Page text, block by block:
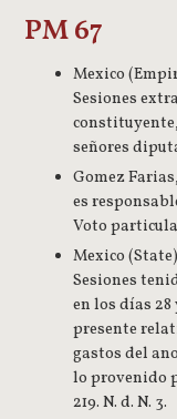
PM 67
Mexico
Sesiones
señores
Gomez
es
Voto
Mexico
Sesiones
en los días
presente
gastos del
lo provenido
219. N. d. N. 3.